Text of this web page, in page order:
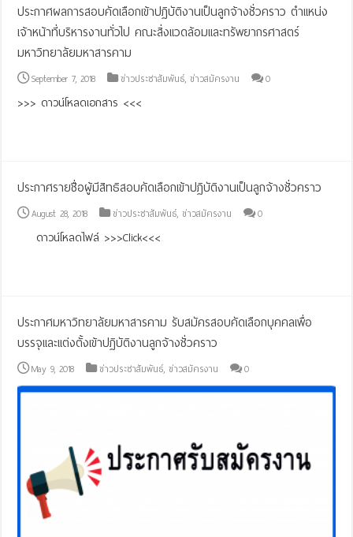
ประกาศผลการสอบคัดเลือกเข้าปฏิบัติงานเป็นลูกจ้างชั่วคราว ตำแหน่ง
เจ้าหน้าที่บริหารงานทั่วไป คณะสิ่งแวดล้อมและทรัพยากรศาสตร์
มหาวิทยาลัยมหาสารคาม
September 7, 2018 ข่าวประชาสัมพันธ์,ข่าวสมัครงาน 0
>>> ดาวน์โหลดเอกสาร <<<
ประกาศรายชื่อผู้มีสิทธิสอบคัดเลือกเข้าปฏิบัติงานเป็นลูกจ้างชั่วคราว
August 28, 2018 ข่าวประชาสัมพันธ์,ข่าวสมัครงาน 0
ดาวน์โหลดไฟล์ >>>Click<<<
ประกาศมหาวิทยาลัยมหาสารคาม รับสมัครสอบคัดเลือกบุคคลเพื่อ
บรรจุและแต่งตั้งเข้าปฏิบัติงานลูกจ้างชั่วคราว
May 9, 2018 ข่าวประชาสัมพันธ์,ข่าวสมัครงาน 0